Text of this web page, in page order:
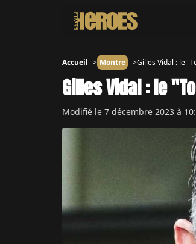
Accueil Montre Gilles Vidal : le
Gilles Vidal : le
Modifié le 7 décembre 2023 à